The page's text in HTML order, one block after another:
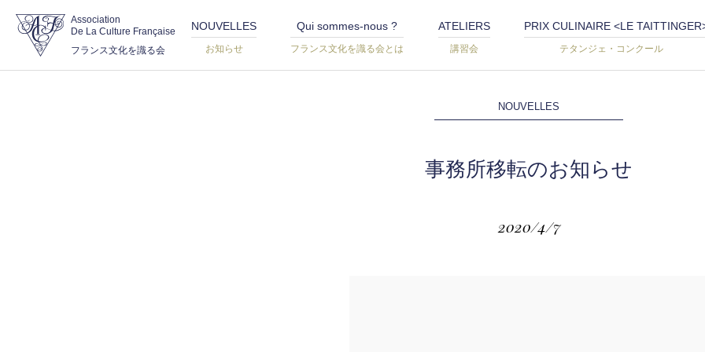
Association
De La Culture Française
フランス文化を識る会
NOUVELLES
お知らせ
Qui sommes-nous ?
フランス文化を識る会とは
ATELIERS
講習会
PRIX CULINAIRE <LE
テタンジェ・コンクール
NOUVELLES
事務所移転のお知らせ
2020/4/7